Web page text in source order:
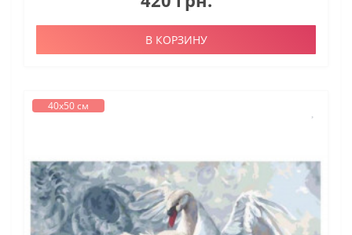
В КОРЗИНУ
40х50 см